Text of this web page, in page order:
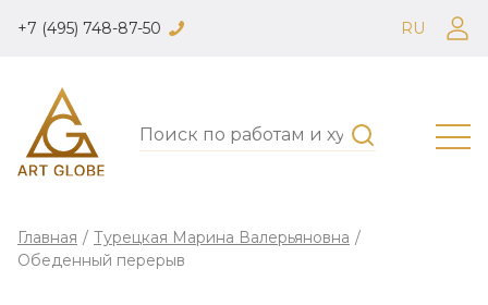
+7 (495) 748-87-50 RU
Главная / Турецкая Марина Валерьяновна /
Обеденный перерыв